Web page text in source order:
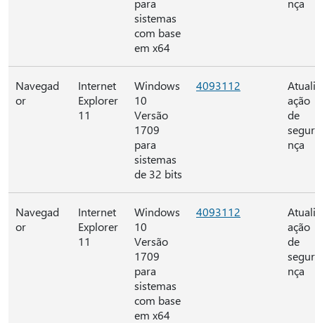
para
sistemas
com base
em x64
nça
Navegad
or
Internet
Explorer
11
Windows
10
Versão
1709
para
sistemas
de 32 bits
4093112
ação
de
nça
Navegad
or
Internet
Explorer
11
Windows
10
Versão
1709
para
sistemas
com base
em x64
4093112
ação
de
nça